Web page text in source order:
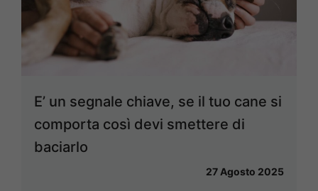
E’ un segnale chiave, se il tuo cane si
comporta così devi smettere di
baciarlo
27 Agosto 2025